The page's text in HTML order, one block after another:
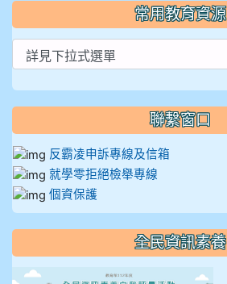
常用教育資源
聯繫窗口
反霸凌申訴專線及信箱
就學零拒絕檢舉專線
個資保護
全民資訊素養